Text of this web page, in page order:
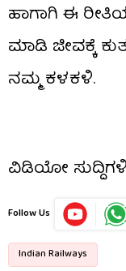
ಹಾಗಾಗಿ ಈ
ಮಾಡಿ ಜೀವಕ್ಕೆ
ನಮ್ಮ ಕಳಕಳಿ.
ವಿಡಿಯೋ
Follow Us
Indian Railways